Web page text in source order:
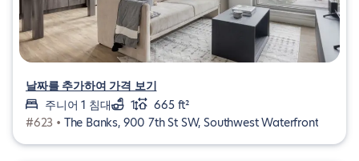
날짜를 추가하여 가격 보기
주니어 1 침대
1
665 ft²
#623 • The Banks, 900 7th St SW, Southwest Waterfront